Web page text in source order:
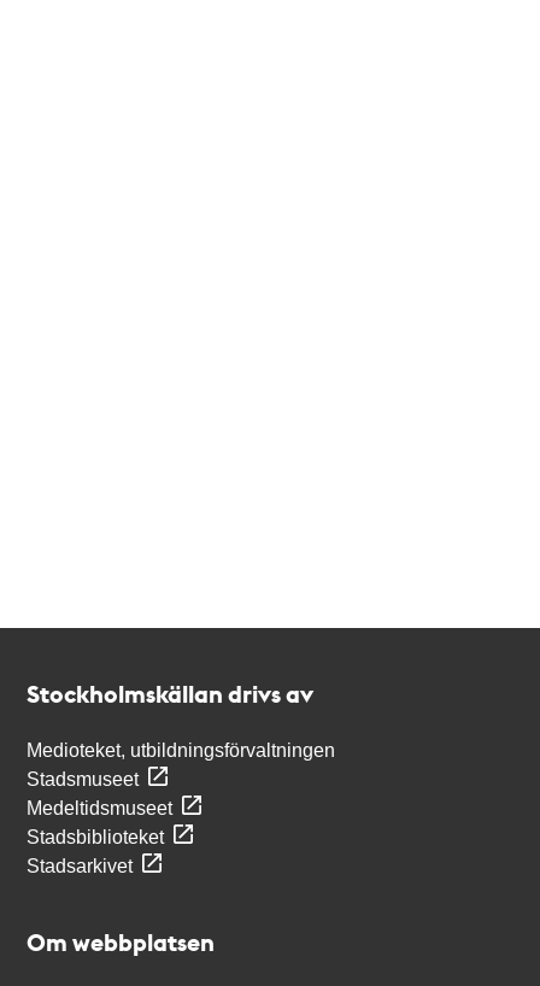
Stockholmskällan drivs av
Medioteket, utbildningsförvaltningen
Stadsmuseet
Medeltidsmuseet
Stadsbiblioteket
Stadsarkivet
Om webbplatsen